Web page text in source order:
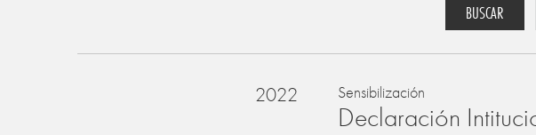
BUSCAR
2022 Sensibilización
Declaración